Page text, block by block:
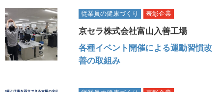
従業員の健康づくり 表彰企業
京セラ株式会社富山入善工場
各種イベント開催による運動習慣改
善の取組み